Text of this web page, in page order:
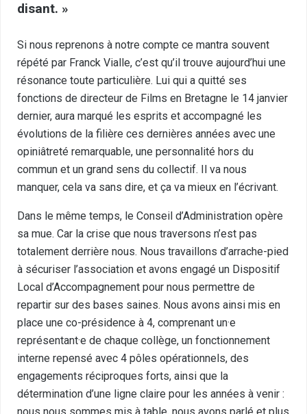
disant. »
Si nous reprenons à notre compte ce mantra souvent
répété par Franck Vialle, c’est qu’il trouve aujourd’hui une
résonance toute particulière. Lui qui a quitté ses
fonctions de directeur de Films en Bretagne le 14 janvier
dernier, aura marqué les esprits et accompagné les
évolutions de la filière ces dernières années avec une
opiniâtreté remarquable, une personnalité hors du
commun et un grand sens du collectif. Il va nous
manquer, cela va sans dire, et ça va mieux en l’écrivant.
Dans le même temps, le Conseil d’Administration opère
sa mue. Car la crise que nous traversons n’est pas
totalement derrière nous. Nous travaillons d’arrache-pied
à sécuriser l’association et avons engagé un Dispositif
Local d’Accompagnement pour nous permettre de
repartir sur des bases saines. Nous avons ainsi mis en
place une co-présidence à 4, comprenant un·e
représentant·e de chaque collège, un fonctionnement
interne repensé avec 4 pôles opérationnels, des
engagements réciproques forts, ainsi que la
détermination d’une ligne claire pour les années à venir :